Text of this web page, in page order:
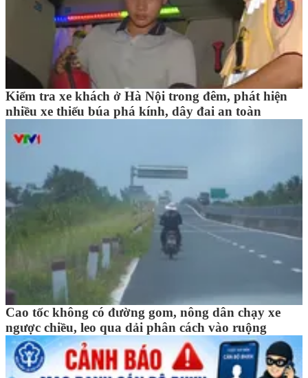
Kiểm tra xe khách ở Hà Nội trong đêm, phát hiện
nhiều xe thiếu búa phá kính, dây đai an toàn
Cao tốc không có đường gom, nông dân chạy xe
ngược chiều, leo qua dải phân cách vào ruộng